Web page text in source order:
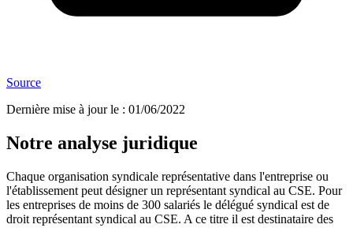
Source
Dernière mise à jour le : 01/06/2022
Notre analyse juridique
Chaque organisation syndicale représentative dans l'entreprise ou
l'établissement peut désigner un représentant syndical au CSE. Pour
les entreprises de moins de 300 salariés le délégué syndical est de
droit représentant syndical au CSE. A ce titre il est destinataire des